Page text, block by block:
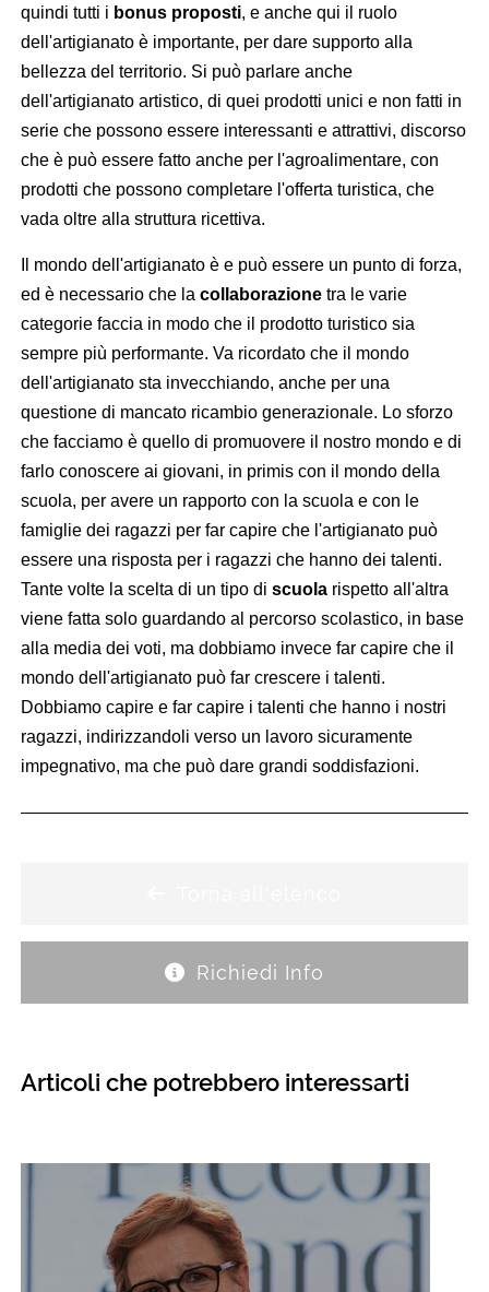
quindi tutti i bonus proposti, e anche qui il ruolo
dell'artigianato è importante, per dare supporto alla
bellezza del territorio. Si può parlare anche
dell'artigianato artistico, di quei prodotti unici e non fatti in
serie che possono essere interessanti e attrattivi, discorso
che è può essere fatto anche per l'agroalimentare, con
prodotti che possono completare l'offerta turistica, che
vada oltre alla struttura ricettiva.
Il mondo dell'artigianato è e può essere un punto di forza,
ed è necessario che la collaborazione tra le varie
categorie faccia in modo che il prodotto turistico sia
sempre più performante. Va ricordato che il mondo
dell'artigianato sta invecchiando, anche per una
questione di mancato ricambio generazionale. Lo sforzo
che facciamo è quello di promuovere il nostro mondo e di
farlo conoscere ai giovani, in primis con il mondo della
scuola, per avere un rapporto con la scuola e con le
famiglie dei ragazzi per far capire che l'artigianato può
essere una risposta per i ragazzi che hanno dei talenti.
Tante volte la scelta di un tipo di scuola rispetto all'altra
viene fatta solo guardando al percorso scolastico, in base
alla media dei voti, ma dobbiamo invece far capire che il
mondo dell'artigianato può far crescere i talenti.
Dobbiamo capire e far capire i talenti che hanno i nostri
ragazzi, indirizzandoli verso un lavoro sicuramente
impegnativo, ma che può dare grandi soddisfazioni.
Richiedi Info
Articoli che potrebbero interessarti